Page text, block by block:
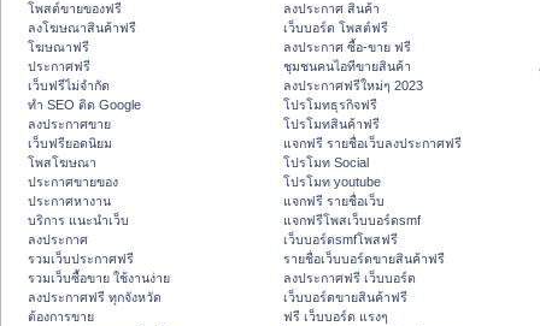
โพสต์ขายของฟรี
ลงโฆษณาสินค้าฟรี
โฆษณาฟรี
ประกาศฟรี
เว็บฟรีไม่จำกัด
ทำ SEO ติด Google
ลงประกาศขาย
เว็บฟรียอดนิยม
โพสโฆษณา
ประกาศขายของ
ประกาศหางาน
บริการ แนะนำเว็บ
ลงประกาศ
รวมเว็บประกาศฟรี
รวมเว็บซื้อขาย ใช้งานง่าย
ลงประกาศฟรี ทุกจังหวัด
ต้องการขาย
ลงประกาศ สินค้า
เว็บบอร์ด โพสต์ฟรี
ลงประกาศ ซื้อ-ขาย ฟรี
ชุมชนคนไอทีขายสินค้า
ลงประกาศฟรีใหม่ๆ 2023
โปรโมทธุรกิจฟรี
โปรโมทสินค้าฟรี
แจกฟรี รายชื่อเว็บลงประกาศฟรี
โปรโมท Social
โปรโมท youtube
แจกฟรี รายชื่อเว็บ
แจกฟรีโพสเว็บบอร์ดsmf
เว็บบอร์ดsmfโพสฟรี
รายชื่อเว็บบอร์ดขายสินค้าฟรี
ลงประกาศฟรี เว็บบอร์ด
เว็บบอร์ดขายสินค้าฟรี
ฟรี เว็บบอร์ด แรงๆ